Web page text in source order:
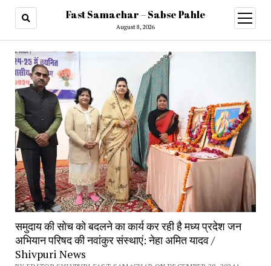
Fast Samachar – Sabse Pahle
August 8, 2026
open
menu
समुदाय की सोच को बदलने का कार्य कर रही है मध्य प्रदेश जन
अभियान परिषद की नवांकुर संस्थाएं: नेहा अमित यादव /
Shivpuri News